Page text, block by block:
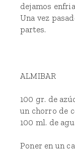
dejamos
Una vez
partes.
ALMIBAR
100 gr. de
un chorro de
100 ml. de
Poner en un